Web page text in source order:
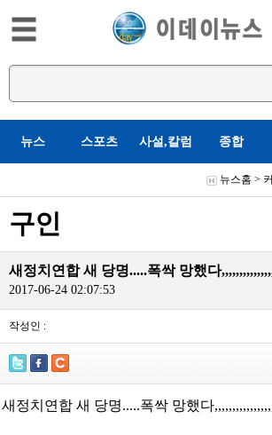
뉴스 스포츠 사설,칼럼 종합
뉴스홈 >
구인
새정치연합 새 당명.....폭싹 망했다
2017-06-24 02:07:53
작성인 :
새정치연합 새 당명.....폭싹 망했다